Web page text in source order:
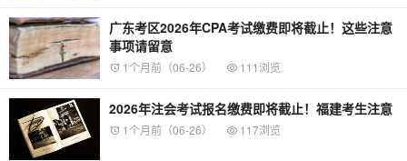
广东考区2026年CPA考试缴费即将截止！这些注意
事项请留意
1个月前（06-26） 111浏览
2026年注会考试报名缴费即将截止！福建考生注意
1个月前（06-26） 117浏览